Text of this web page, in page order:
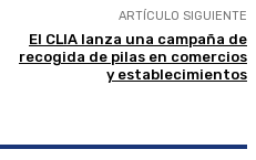
ARTÍCULO SIGUIENTE
El CLIA lanza una campaña de
recogida de pilas en comercios
y establecimientos